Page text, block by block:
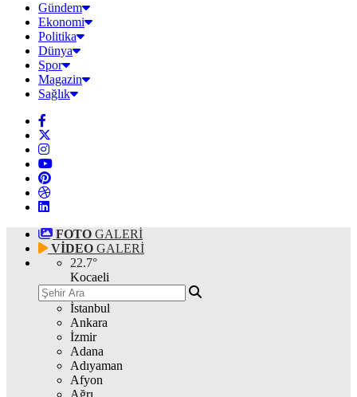
Gündem
Ekonomi
Politika
Dünya
Spor
Magazin
Sağlık
FOTO GALERİ
VİDEO GALERİ
22.7°
Kocaeli
İstanbul
Ankara
İzmir
Adana
Adıyaman
Afyon
Ağrı